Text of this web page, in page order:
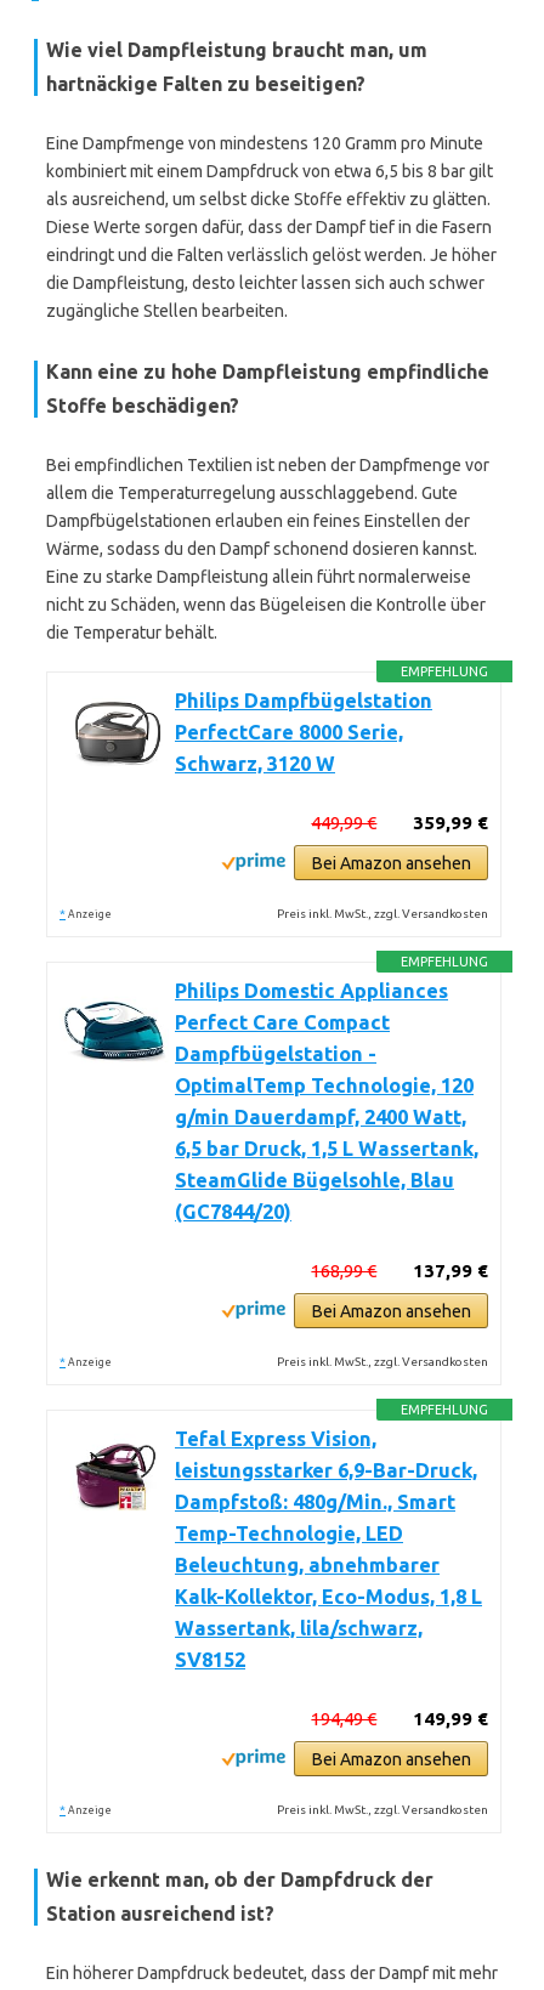
Wie viel Dampfleistung braucht man, um
hartnäckige Falten zu beseitigen?
Eine Dampfmenge von mindestens 120 Gramm pro Minute
kombiniert mit einem Dampfdruck von etwa 6,5 bis 8 bar gilt
als ausreichend, um selbst dicke Stoffe effektiv zu glätten.
Diese Werte sorgen dafür, dass der Dampf tief in die Fasern
eindringt und die Falten verlässlich gelöst werden. Je höher
die Dampfleistung, desto leichter lassen sich auch schwer
zugängliche Stellen bearbeiten.
Kann eine zu hohe Dampfleistung empfindliche
Stoffe beschädigen?
Bei empfindlichen Textilien ist neben der Dampfmenge vor
allem die Temperaturregelung ausschlaggebend. Gute
Dampfbügelstationen erlauben ein feines Einstellen der
Wärme, sodass du den Dampf schonend dosieren kannst.
Eine zu starke Dampfleistung allein führt normalerweise
nicht zu Schäden, wenn das Bügeleisen die Kontrolle über
die Temperatur behält.
EMPFEHLUNG
Philips Dampfbügelstation
PerfectCare 8000 Serie,
Schwarz, 3120 W
359,99 €
449,99 €
Bei Amazon ansehen
* Anzeige Preis inkl. MwSt., zzgl. Versandkosten
EMPFEHLUNG
Philips Domestic Appliances
Perfect Care Compact
Dampfbügelstation -
OptimalTemp Technologie, 120
g/min Dauerdampf, 2400 Watt,
6,5 bar Druck, 1,5 L Wassertank,
SteamGlide Bügelsohle, Blau
(GC7844/20)
137,99 €
168,99 €
Bei Amazon ansehen
* Anzeige Preis inkl. MwSt., zzgl. Versandkosten
EMPFEHLUNG
Tefal Express Vision,
leistungsstarker 6,9-Bar-Druck,
Dampfstoß: 480g/Min., Smart
Temp-Technologie, LED
Beleuchtung, abnehmbarer
Kalk-Kollektor, Eco-Modus, 1,8 L
Wassertank, lila/schwarz,
SV8152
149,99 €
194,49 €
Bei Amazon ansehen
* Anzeige Preis inkl. MwSt., zzgl. Versandkosten
Wie erkennt man, ob der Dampfdruck der
Station ausreichend ist?
Ein höherer Dampfdruck bedeutet, dass der Dampf mit mehr